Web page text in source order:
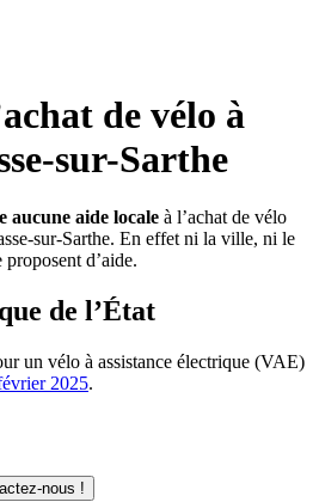
de vélo à
sur-Sarthe
aucune aide locale à l’achat de vélo
sur-Sarthe. En effet ni la ville, ni le
d’aide.
de l’État
un vélo à assistance électrique (VAE)
2025.
nous !